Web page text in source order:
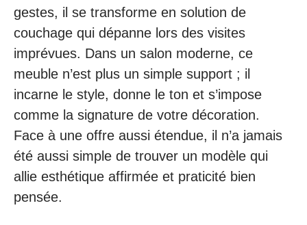
gestes, il se transforme en solution de
couchage qui dépanne lors des visites
imprévues. Dans un salon moderne, ce
meuble n’est plus un simple support ; il
incarne le style, donne le ton et s’impose
comme la signature de votre décoration.
Face à une offre aussi étendue, il n’a jamais
été aussi simple de trouver un modèle qui
allie esthétique affirmée et praticité bien
pensée.